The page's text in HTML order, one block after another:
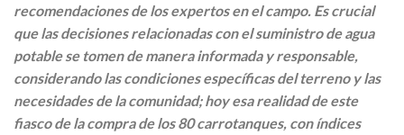
recomendaciones de los expertos en el campo. Es crucial
que las decisiones relacionadas con el suministro de agua
potable se tomen de manera informada y responsable,
considerando las condiciones específicas del terreno y las
necesidades de la comunidad; hoy esa realidad de este
fiasco de la compra de los 80 carrotanques, con índices